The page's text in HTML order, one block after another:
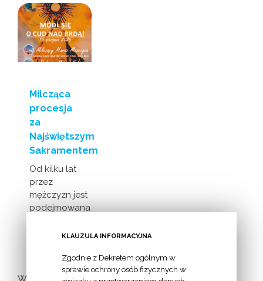
Milcząca
procesja
za
Najświętszym
Sakramentem
Od kilku lat
przez
mężczyzn jest
podejmowana
milczącej [...]
Więcej
KLAUZULA INFORMACYJNA
Zgodnie z Dekretem ogólnym w
sprawie ochrony osób fizycznych w